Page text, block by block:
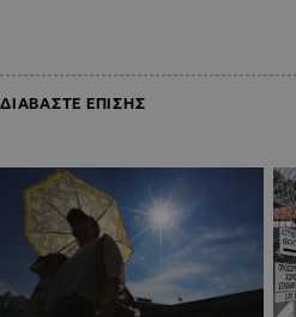
ΔΙΑΒΑΣΤΕ ΕΠΙΣΗΣ